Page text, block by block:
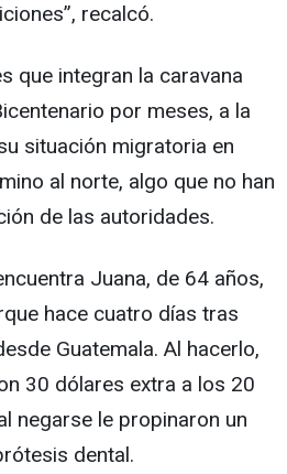
recalcó.
que integran la caravana
por meses, a la
situación migratoria en
al norte, algo que no han
de las autoridades.
Juana, de 64 años,
hace cuatro días tras
Guatemala. Al hacerlo,
30 dólares extra a los 20
negarse le propinaron un
dental.